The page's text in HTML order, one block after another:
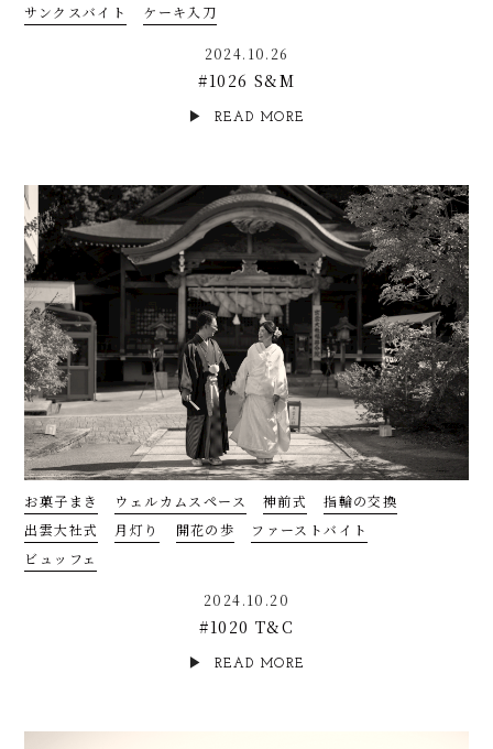
サンクスバイト
ケーキ入刀
2024.10.26
#1026 S&M
READ MORE
お菓子まき ウェルカムスペース 神前式
指輪の交換
出雲大社式
月灯り 開花の歩
ファーストバイト
ビュッフェ
2024.10.20
#1020 T&C
READ MORE